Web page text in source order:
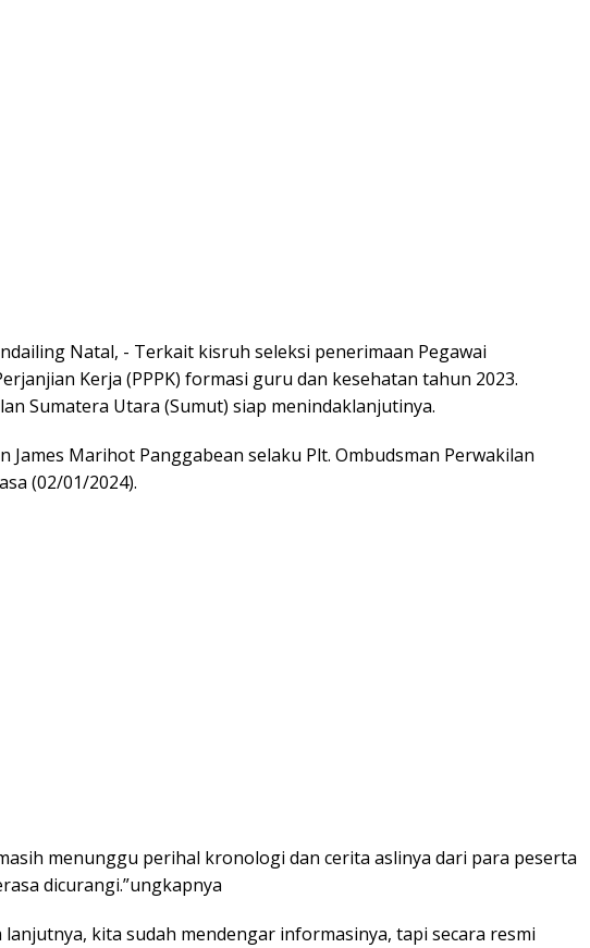
Natal, ⁠- Terkait kisruh seleksi penerimaan Pegawai
Kerja (PPPK) formasi guru dan kesehatan tahun 2023.
Sumatera Utara (Sumut) siap menindaklanjutinya.
James Marihot Panggabean selaku Plt. Ombudsman Perwakilan
(02/01/2024).
menunggu perihal kronologi dan cerita aslinya dari para peserta
dicurangi.”ungkapnya
kita sudah mendengar informasinya, tapi secara resmi